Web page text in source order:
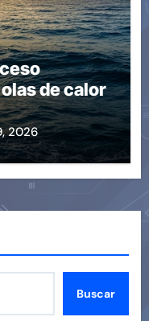
de calor
2026
Buscar